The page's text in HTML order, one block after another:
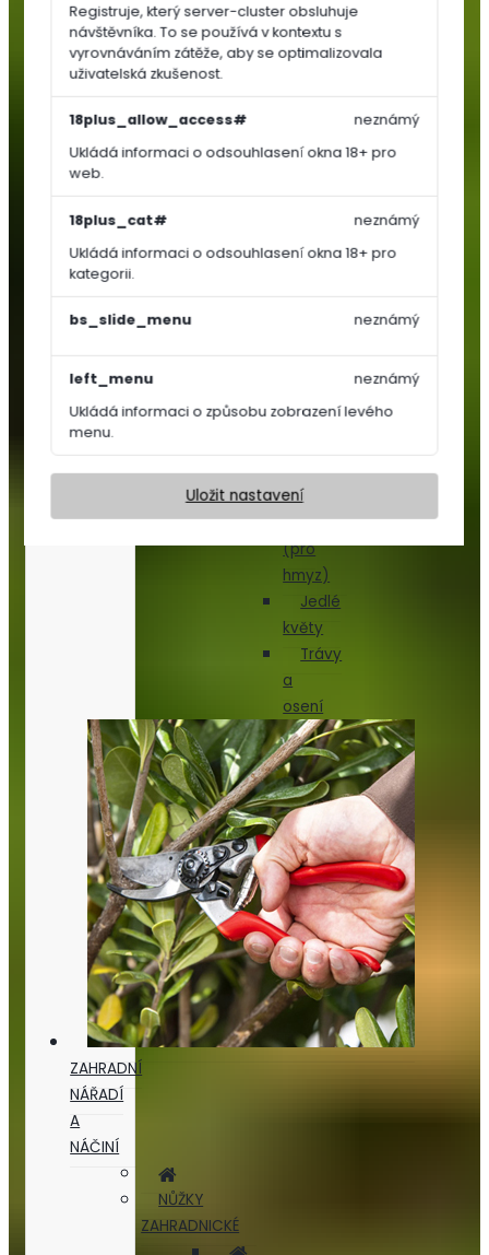
Registruje, který server-cluster obsluhuje
návštěvníka. To se používá v kontextu s
vyrovnáváním zátěže, aby se optimalizovala
uživatelská zkušenost.
18plus_allow_access#
Ukládá informaci o odsouhlasení okna 18+ pro
web.
neznámý
18plus_cat#
Ukládá informaci o odsouhlasení okna 18+ pro
kategorii.
neznámý
bs_slide_menu neznámý
left_menu
Ukládá informaci o způsobu zobrazení levého
menu.
neznámý
Uložit nastavení
(luštěniny)
Listová
Jahodníky
Květiny
Dvouletky
koberec
Nektar
párty
(pro
hmyz)
Jedlé
květy
Trávy
a
osení
ZAHRADNÍ
NÁŘADÍ
A
NÁČINÍ
NŮŽKY
ZAHRADNICKÉ